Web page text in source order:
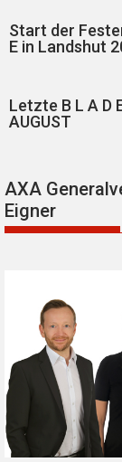
Start der
E in Landshut
Letzte B L A D
AUGUST
AXA
Eigner